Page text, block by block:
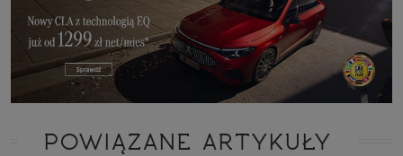
POWIĄZANE ARTYKUŁY